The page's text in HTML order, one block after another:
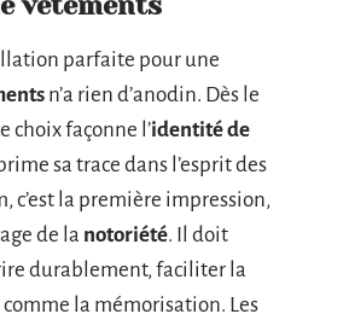
parfaite pour une
n’a rien d’anodin. Dès le
choix façonne l’identité de
sa trace dans l’esprit des
c’est la première impression,
de la notoriété. Il doit
durablement, faciliter la
la mémorisation. Les